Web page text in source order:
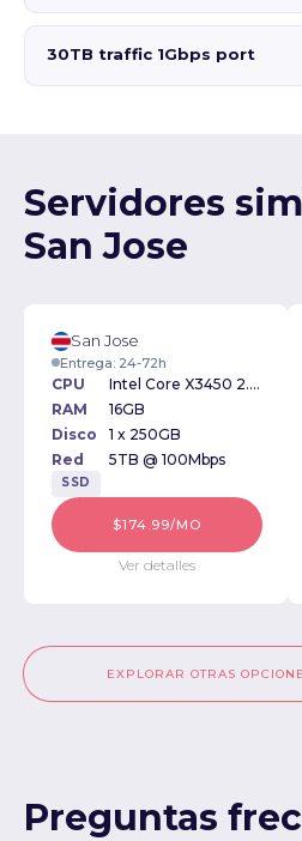
30TB traffic 1Gbps port
Servidores
San Jose
San Jose
Entrega: 24-72h
CPU
Intel Core X3450 2.66GHz
RAM
16GB
Disco
1 x 250GB
Red
5TB @ 100Mbps
SSD
$174.99/MO
Ver detalles
EXPLORAR OTRAS
Preguntas